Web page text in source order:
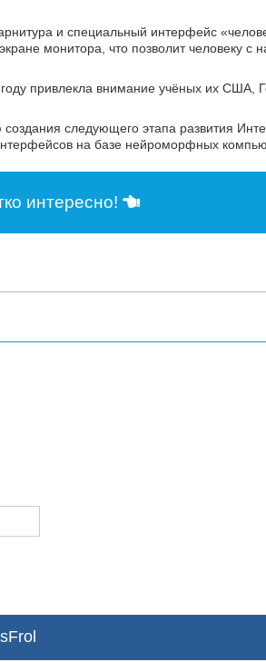
и специальный интерфейс
монитора, что позволит человеку с
привлекла внимание учёных их США,
следующего этапа развития
на базе нейроморфных
интересно!